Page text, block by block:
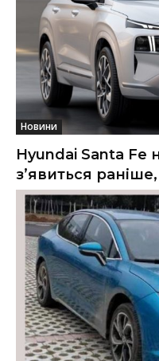
Новини
Hyundai Santa Fe
з’явиться